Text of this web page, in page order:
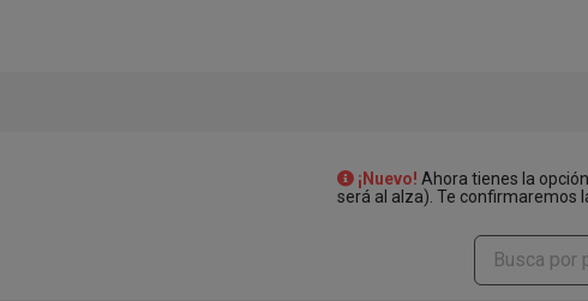
¡Nuevo! Ahora tienes la
será al alza). Te confirmaremos